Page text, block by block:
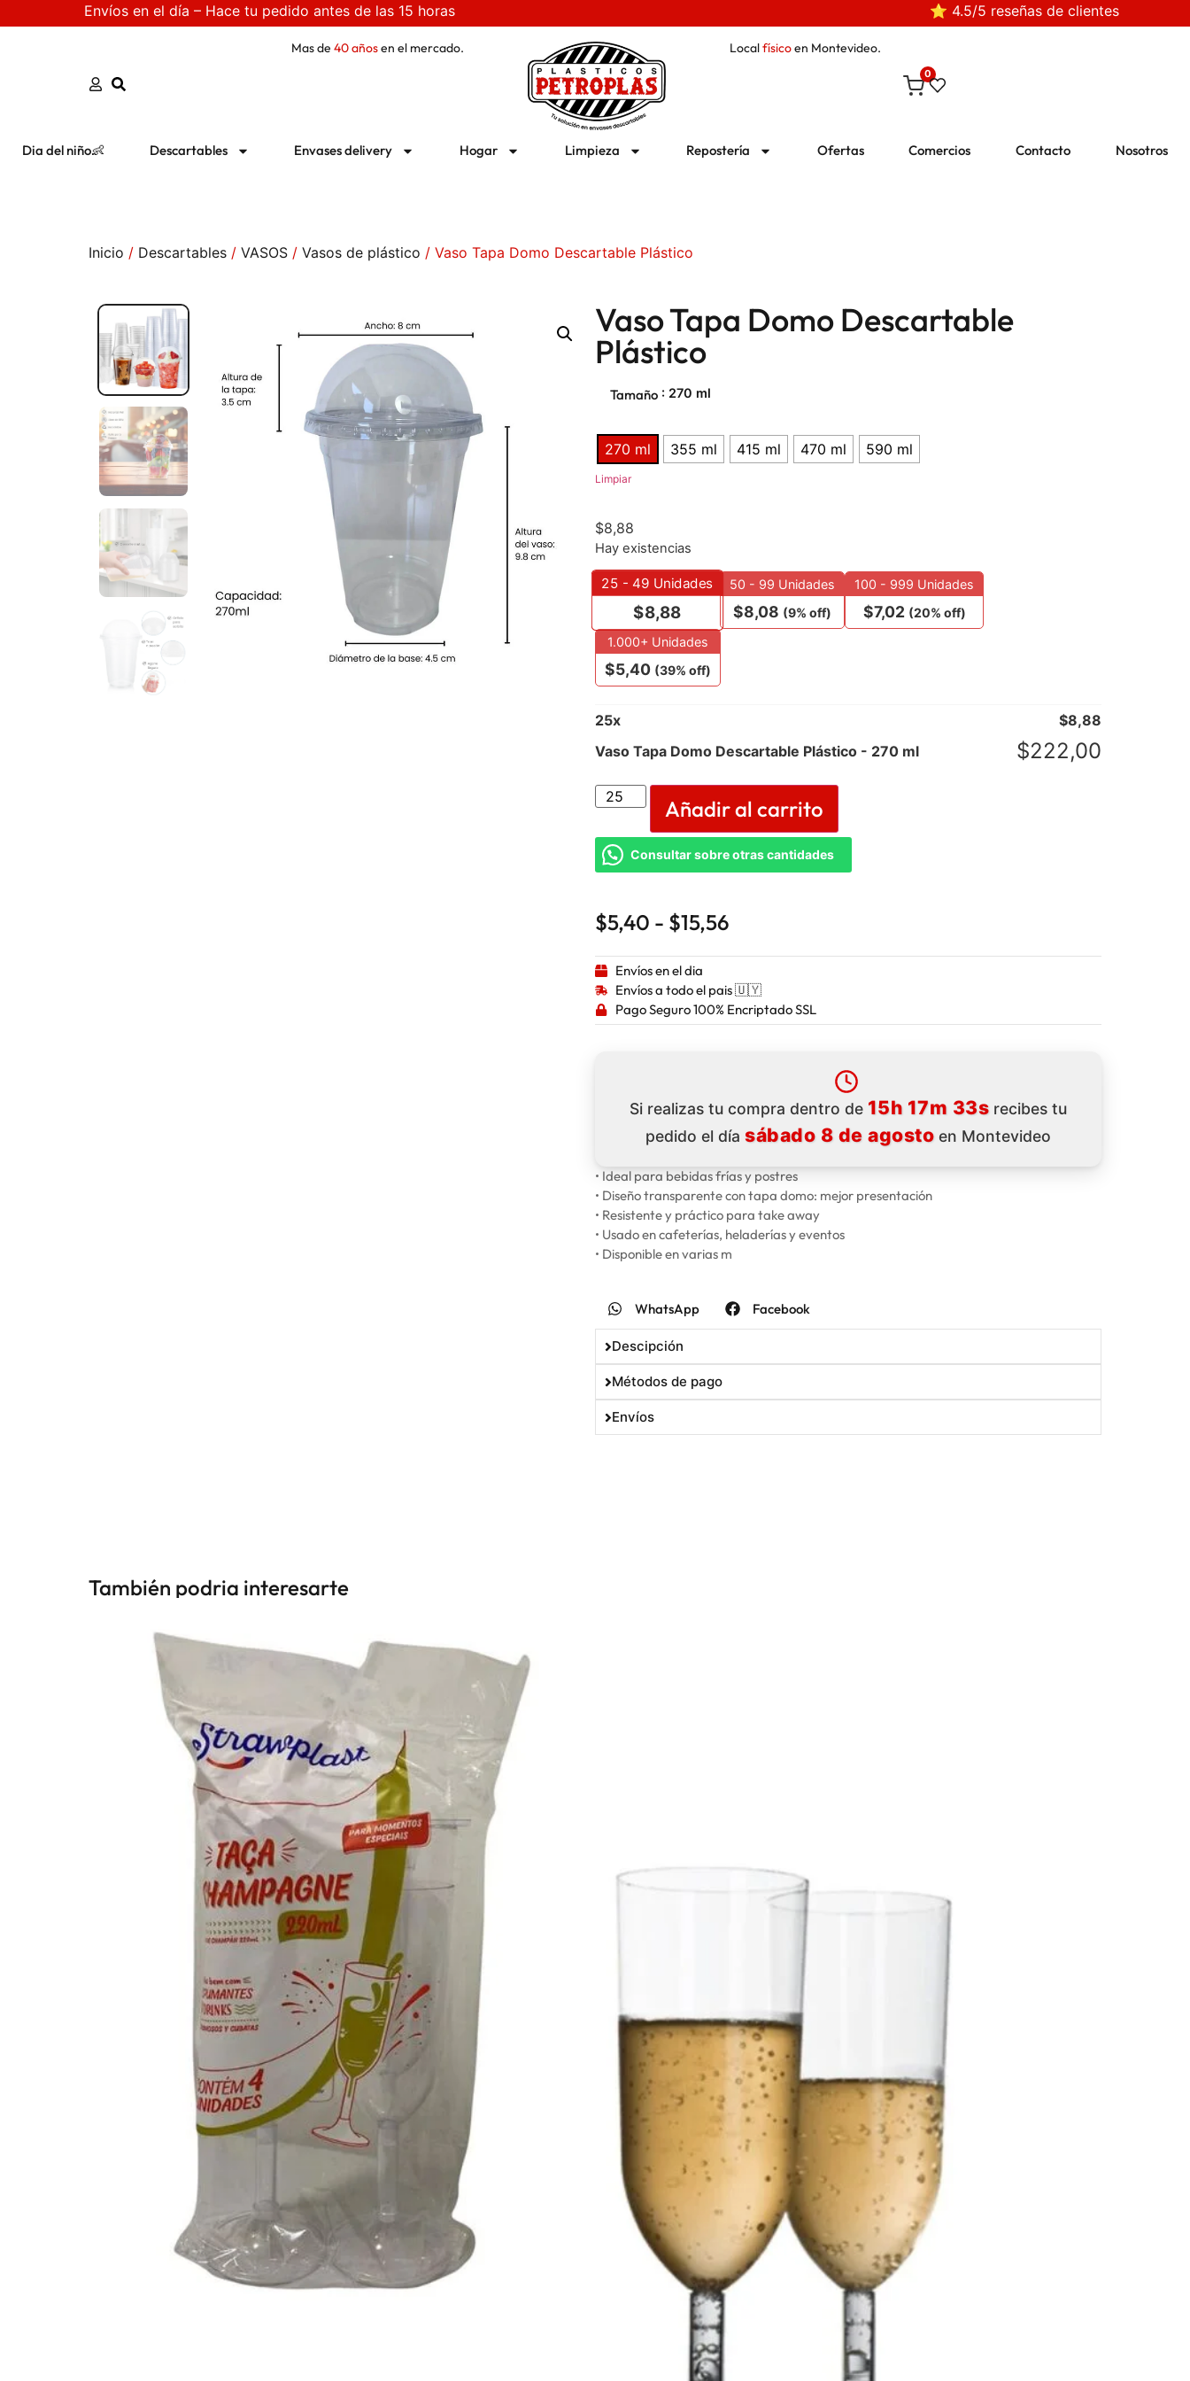
Envíos en el día – Hace tu pedido antes de las 15 horas ⭐ 4.5/5 reseñas de clientes
Mas de 40 añosen el mercado. Localfísicoen Montevideo.
0
Dia del niño👶 Descartables Envases delivery Hogar Limpieza Repostería Ofertas Comercios Contacto Nosotros
Inicio / Descartables / VASOS / Vasos de plástico / Vaso Tapa Domo Descartable Plástico
Vaso Tapa Domo Descartable
Plástico
Tamaño : 270 ml
270 ml 355 ml 415 ml 470 ml 590 ml
Limpiar
$8,88
Hay existencias
25 - 49 Unidades
$8,88
50 - 99 Unidades
$8,08 (9% off)
100 - 999 Unidades
$7,02 (20% off)
1.000+ Unidades
$5,40 (39% off)
25x $8,88
Vaso Tapa Domo Descartable Plástico - 270 ml
$222,00
Añadir al carrito
Consultar sobre otras cantidades
$5,40 - $15,56
Envíos en el dia
Envíos a todo el pais 🇺🇾
Pago Seguro 100% Encriptado SSL
Si realizas tu compra dentro de15h 17m 31srecibes tu
pedido el día sábado 8 de agosto en Montevideo
• Ideal para bebidas frías y postres
• Diseño transparente con tapa domo: mejor presentación
• Resistente y práctico para take away
• Usado en cafeterías, heladerías y eventos
• Disponible en varias m
WhatsApp Facebook
Descipción
Métodos de pago
Envíos
También podria interesarte